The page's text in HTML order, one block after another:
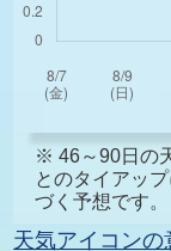
※ 46～90日の
とのタイアッ
づく予想です。
天気アイコンの